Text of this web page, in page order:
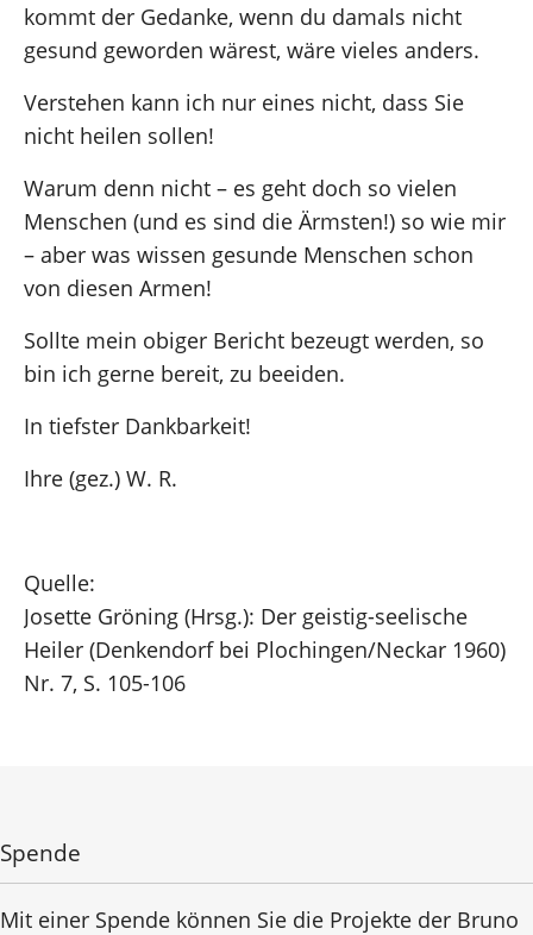
kommt der Gedanke, wenn du damals nicht
gesund geworden wärest, wäre vieles anders.
Verstehen kann ich nur eines nicht, dass Sie
nicht heilen sollen!
Warum denn nicht – es geht doch so vielen
Menschen (und es sind die Ärmsten!) so wie mir
– aber was wissen gesunde Menschen schon
von diesen Armen!
Sollte mein obiger Bericht bezeugt werden, so
bin ich gerne bereit, zu beeiden.
In tiefster Dankbarkeit!
Ihre (gez.) W. R.
Quelle:
Josette Gröning (Hrsg.): Der geistig-seelische
Heiler (Denkendorf bei Plochingen/Neckar 1960)
Nr. 7, S. 105-106
Spende
Mit einer Spende können Sie die Projekte der Bruno